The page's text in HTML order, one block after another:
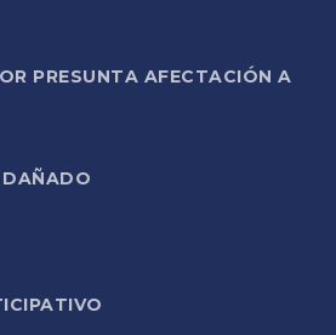
PRESUNTA AFECTACIÓN A
DAÑADO